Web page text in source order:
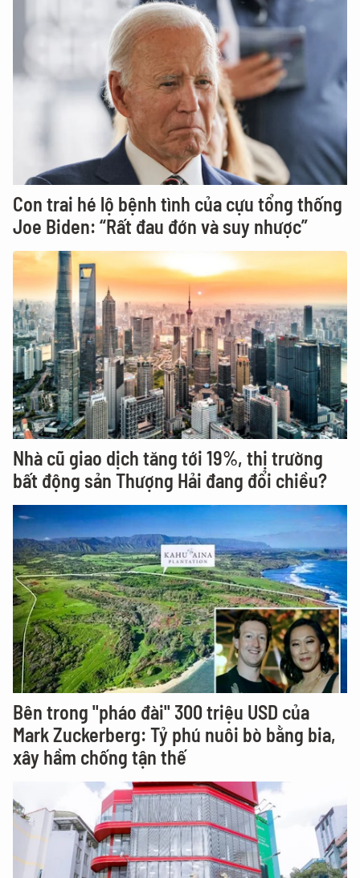
Con trai hé lộ bệnh tình của cựu tổng thống
Joe Biden: “Rất đau đớn và suy nhược”
Nhà cũ giao dịch tăng tới 19%, thị trường
bất động sản Thượng Hải đang đổi chiều?
Bên trong "pháo đài" 300 triệu USD của
Mark Zuckerberg: Tỷ phú nuôi bò bằng bia,
xây hầm chống tận thế